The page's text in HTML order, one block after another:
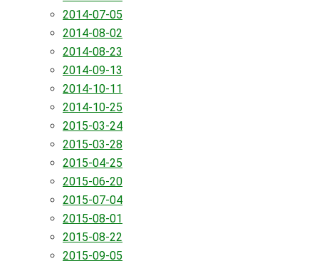
2014-07-05
2014-08-02
2014-08-23
2014-09-13
2014-10-11
2014-10-25
2015-03-24
2015-03-28
2015-04-25
2015-06-20
2015-07-04
2015-08-01
2015-08-22
2015-09-05